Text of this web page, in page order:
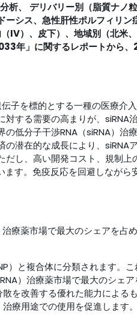
析、
デリバリー別（脂質ナノ
ーシス、急性肝性ポルフィリン
IV）、皮下）、地域別（北米
年」に関するレポートから
子を標的とする一種の医療介
する需要の高まりが、siRNA
低分子干渉RNA（siRNA）治
潜在的な成長により、siRNA
だし、高い開発コスト、規制上
す。免疫反応を回避しながら
療薬市場で最大のシェアを占
）と複合体に分類されます。
）治療薬市場で最大のシェア
を改善する優れた能力による
療用途での使用を促進します。